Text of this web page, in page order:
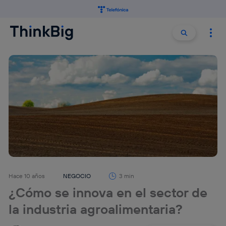
Buscar
Hace 10 años NEGOCIO 3 min
¿Cómo se innova en el sector de
la industria agroalimentaria?